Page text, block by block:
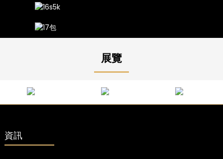
展覽
資訊